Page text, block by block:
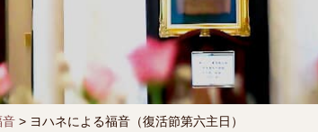
音> ヨハネによる福音（復活節第六主日）